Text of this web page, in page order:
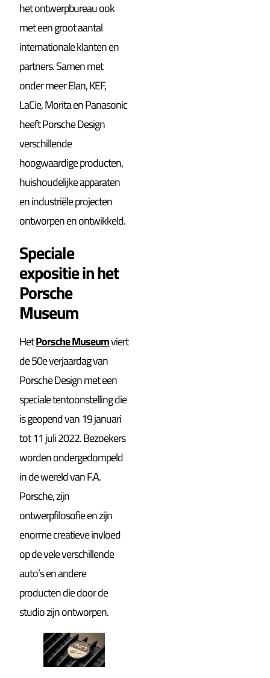
het ontwerpbureau ook
met een groot aantal
internationale klanten en
partners. Samen met
onder meer Elan, KEF,
LaCie, Morita en Panasonic
heeft Porsche Design
verschillende
hoogwaardige producten,
huishoudelijke apparaten
en industriële projecten
ontworpen en ontwikkeld.
Speciale
expositie in het
Porsche
Museum
HetPorsche Museumviert
de 50e verjaardag van
Porsche Design met een
speciale tentoonstelling die
is geopend van 19 januari
tot 11 juli 2022. Bezoekers
worden ondergedompeld
in de wereld van F.A.
Porsche, zijn
ontwerpfilosofie en zijn
enorme creatieve invloed
op de vele verschillende
auto’s en andere
producten die door de
studio zijn ontworpen.